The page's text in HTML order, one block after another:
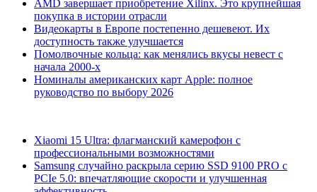
AMD завершает приобретение Xilinx. Это крупнейшая
покупка в истории отрасли
Видеокарты в Европе постепенно дешевеют. Их
доступность также улучшается
Помолвочные кольца: как менялись вкусы невест с
начала 2000-х
Номиналы американских карт Apple: полное
руководство по выбору 2026
Xiaomi 15 Ultra: флагманский камерофон с
профессиональными возможностями
Samsung случайно раскрыла серию SSD 9100 PRO с
PCIe 5.0: впечатляющие скорости и улучшенная